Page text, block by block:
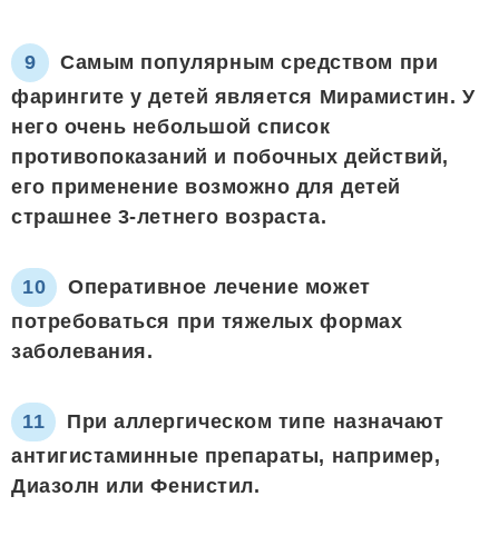
Самым популярным средством при
фарингите у детей является Мирамистин. У
него очень небольшой список
противопоказаний и побочных действий,
его применение возможно для детей
страшнее 3-летнего возраста.
Оперативное лечение может
потребоваться при тяжелых формах
заболевания.
При аллергическом типе назначают
антигистаминные препараты, например,
Диазолн или Фенистил.